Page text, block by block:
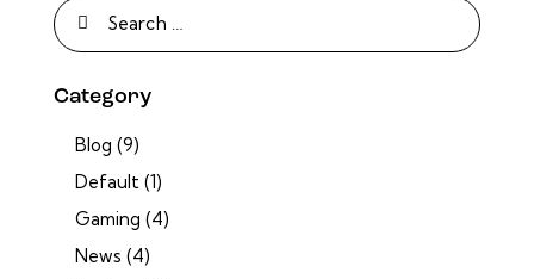
Category
Blog (9)
Default (1)
Gaming (4)
News (4)